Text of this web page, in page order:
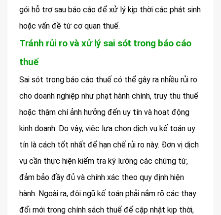
gói hỗ trợ sau báo cáo để xử lý kịp thời các phát sinh
hoặc vấn đề từ cơ quan thuế.
Tránh rủi ro và xử lý sai sót trong báo cáo
thuế
Sai sót trong báo cáo thuế có thể gây ra nhiều rủi ro
cho doanh nghiệp như phạt hành chính, truy thu thuế
hoặc thậm chí ảnh hưởng đến uy tín và hoạt động
kinh doanh. Do vậy, việc lựa chọn dịch vụ kế toán uy
tín là cách tốt nhất để hạn chế rủi ro này. Đơn vị dịch
vụ cần thực hiện kiểm tra kỹ lưỡng các chứng từ,
đảm bảo đầy đủ và chính xác theo quy định hiện
hành. Ngoài ra, đội ngũ kế toán phải nắm rõ các thay
đổi mới trong chính sách thuế để cập nhật kịp thời,